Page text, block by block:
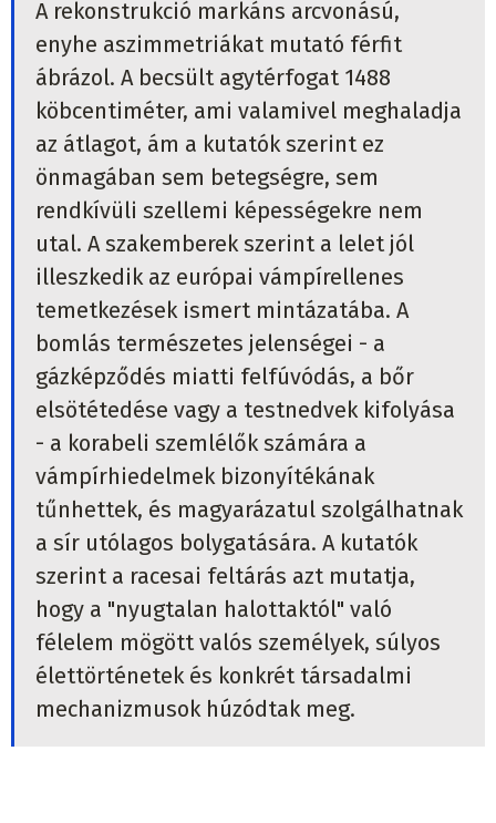
A rekonstrukció markáns arcvonású,
enyhe aszimmetriákat mutató férfit
ábrázol. A becsült agytérfogat 1488
köbcentiméter, ami valamivel meghaladja
az átlagot, ám a kutatók szerint ez
önmagában sem betegségre, sem
rendkívüli szellemi képességekre nem
utal. A szakemberek szerint a lelet jól
illeszkedik az európai vámpírellenes
temetkezések ismert mintázatába. A
bomlás természetes jelenségei - a
gázképződés miatti felfúvódás, a bőr
elsötétedése vagy a testnedvek kifolyása
- a korabeli szemlélők számára a
vámpírhiedelmek bizonyítékának
tűnhettek, és magyarázatul szolgálhatnak
a sír utólagos bolygatására. A kutatók
szerint a racesai feltárás azt mutatja,
hogy a "nyugtalan halottaktól" való
félelem mögött valós személyek, súlyos
élettörténetek és konkrét társadalmi
mechanizmusok húzódtak meg.